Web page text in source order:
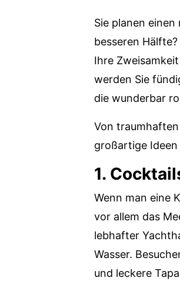
Sie planen
besseren
Ihre
werden Sie
die wunderbar
Von
großartige
1.
Wenn man eine
vor allem das
lebhafter
Wasser.
und leckere